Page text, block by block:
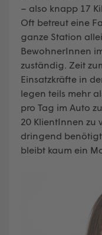
– also knapp 17
Oft betreut eine
ganze Station
BewohnerInnen
zuständig. Zeit
Einsatzkräfte in
legen teils mehr
pro Tag im Auto
20 KlientInnen zu
dringend
bleibt kaum ein